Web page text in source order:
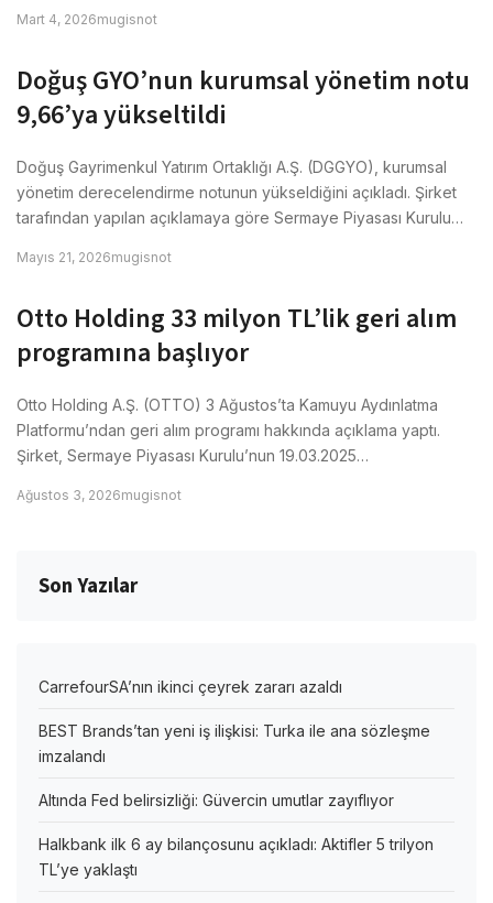
Mart 4, 2026mugisnot
Doğuş GYO’nun kurumsal yönetim notu
9,66’ya yükseltildi
Doğuş Gayrimenkul Yatırım Ortaklığı A.Ş. (DGGYO), kurumsal
yönetim derecelendirme notunun yükseldiğini açıkladı. Şirket
tarafından yapılan açıklamaya göre Sermaye Piyasası Kurulu…
Mayıs 21, 2026mugisnot
Otto Holding 33 milyon TL’lik geri alım
programına başlıyor
Otto Holding A.Ş. (OTTO) 3 Ağustos’ta Kamuyu Aydınlatma
Platformu’ndan geri alım programı hakkında açıklama yaptı.
Şirket, Sermaye Piyasası Kurulu’nun 19.03.2025…
Ağustos 3, 2026mugisnot
Son Yazılar
CarrefourSA’nın ikinci çeyrek zararı azaldı
BEST Brands’tan yeni iş ilişkisi: Turka ile ana sözleşme
imzalandı
Altında Fed belirsizliği: Güvercin umutlar zayıflıyor
Halkbank ilk 6 ay bilançosunu açıkladı: Aktifler 5 trilyon
TL’ye yaklaştı